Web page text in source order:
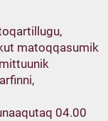
matoqqasumik
04.00